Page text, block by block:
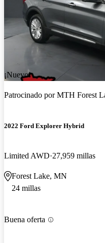
¡Nuevo!
Patrocinado porMTH Forest
2022 Ford Explorer Hybrid
Limited AWD 27,959 millas
Forest Lake, MN
24 millas
Buena oferta